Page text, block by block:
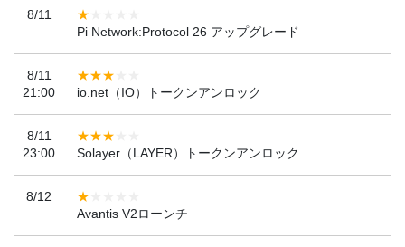
8/11
Pi Network:Protocol 26 アップグレード
8/11
21:00
io.net（IO）トークンアンロック
8/11
23:00
Solayer（LAYER）トークンアンロック
8/12
Avantis V2ローンチ